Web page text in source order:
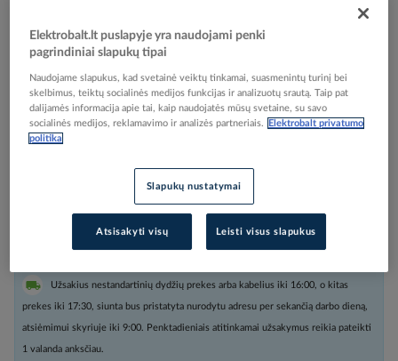
the
images
gallery
Elektrobalt prekės kodas
EAN kodas
4012196047031
Gamintojo prekės kodas
6120014
Užsakius nestandartinių dydžių prekes arba kabelius iki 16:00, o kitas
prekes iki 17:30, siunta bus pristatyta nurodytu adresu per sekančią darbo dieną,
atsiėmimui skyriuje iki 9:00. Penktadieniais atitinkamai užsakymus reikia pateikti
1 valanda anksčiau.
Elektrobalt.lt puslapyje yra naudojami penki
pagrindiniai slapukų tipai
Naudojame slapukus, kad svetainė veiktų tinkamai, suasmenintų turinį bei
skelbimus, teiktų socialinės medijos funkcijas ir analizuotų srautą. Taip pat
dalijamės informacija apie tai, kaip naudojatės mūsų svetaine, su savo
socialinės medijos, reklamavimo ir analizės partneriais.
Elektrobalt privatumo
politika
Slapukų nustatymai
Atsisakyti visų Leisti visus slapukus